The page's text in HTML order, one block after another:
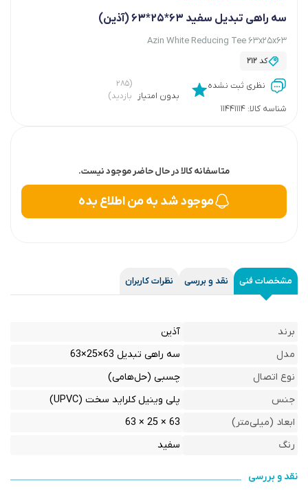
سه راهی تبدیل سفید 63*25*63 (آذین)
Azin White Reducing Tee 63x25x63
کد212
نظری ثبت نشده
بدون امتیاز
(۲۸۵
بازدید)
شناسه کالا: 11441114
متاسفانه کالا در حال حاضر موجود نیست.
موجود شد به من اطلاع بده
مشخصات فنی نقد و بررسی نظرات کاربران
برند
آذین
مدل
سه راهی تبدیل 63×25×63
نوع اتصال
چسبی (حل‌هامی)
جنس
پلی وینیل کلراید سخت (UPVC)
ابعاد (میلی‌متر)
63 × 25 × 63
رنگ
سفید
نقد و بررسی